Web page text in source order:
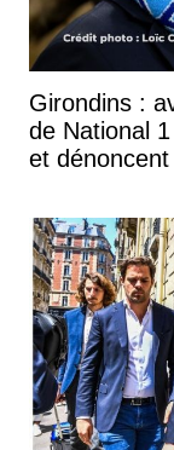
Girondins :
de National
et